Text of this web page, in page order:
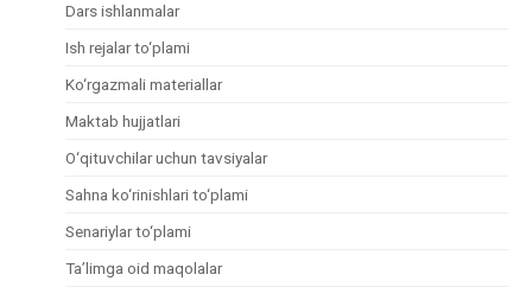
Dars ishlanmalar
Ish rejalar to‘plami
Ko‘rgazmali materiallar
Maktab hujjatlari
O‘qituvchilar uchun tavsiyalar
Sahna ko‘rinishlari to‘plami
Senariylar to‘plami
Ta’limga oid maqolalar